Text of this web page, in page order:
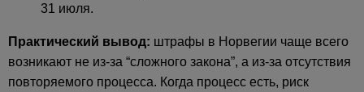
31 июля.
Практический вывод: штрафы в Норвегии чаще всего
возникают не из-за “сложного закона”, а из-за отсутствия
повторяемого процесса. Когда процесс есть, риск